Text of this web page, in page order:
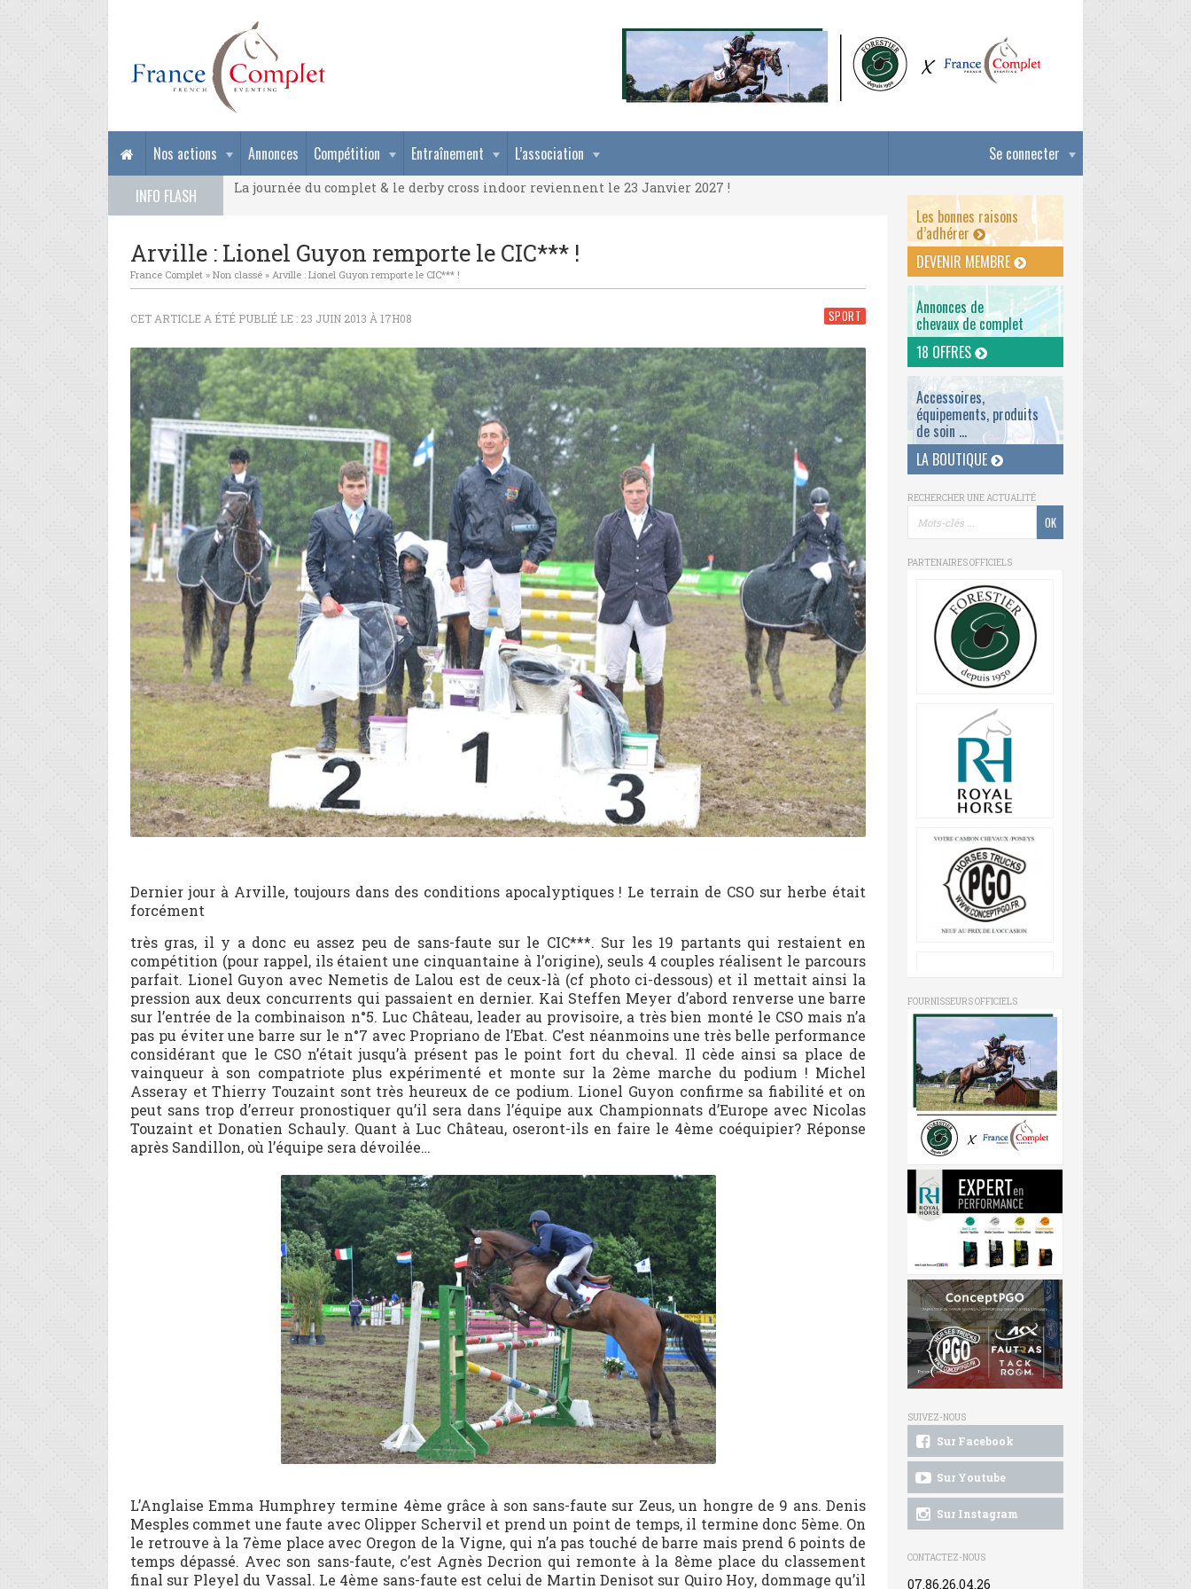
Se connecter
Nos actions Annonces Compétition Entraînement
L’association
INFO FLASH
La journée du complet & le derby cross indoor reviennent le 23 Janvier 2027 !
La journée du complet & le derby cross indoor reviennent le 23 Janvier 2027 !
Arville : Lionel Guyon remporte le CIC*** !
France Complet » Non classé » Arville : Lionel Guyon remporte le CIC*** !
SPORT
CET ARTICLE A ÉTÉ PUBLIÉ LE : 23 JUIN 2013 À 17H08
Dernier jour à Arville, toujours dans des conditions apocalyptiques ! Le terrain de CSO sur herbe était
forcément
très gras, il y a donc eu assez peu de sans-faute sur le CIC***. Sur les 19 partants qui restaient en
compétition (pour rappel, ils étaient une cinquantaine à l’origine), seuls 4 couples réalisent le parcours
parfait. Lionel Guyon avec Nemetis de Lalou est de ceux-là (cf photo ci-dessous) et il mettait ainsi la
pression aux deux concurrents qui passaient en dernier. Kai Steffen Meyer d’abord renverse une barre
sur l’entrée de la combinaison n°5. Luc Château, leader au provisoire, a très bien monté le CSO mais n’a
pas pu éviter une barre sur le n°7 avec Propriano de l’Ebat. C’est néanmoins une très belle performance
considérant que le CSO n’était jusqu’à présent pas le point fort du cheval. Il cède ainsi sa place de
vainqueur à son compatriote plus expérimenté et monte sur la 2ème marche du podium ! Michel
Asseray et Thierry Touzaint sont très heureux de ce podium. Lionel Guyon confirme sa fiabilité et on
peut sans trop d’erreur pronostiquer qu’il sera dans l’équipe aux Championnats d’Europe avec Nicolas
Touzaint et Donatien Schauly. Quant à Luc Château, oseront-ils en faire le 4ème coéquipier? Réponse
après Sandillon, où l’équipe sera dévoilée…
L’Anglaise Emma Humphrey termine 4ème grâce à son sans-faute sur Zeus, un hongre de 9 ans. Denis
Mesples commet une faute avec Olipper Schervil et prend un point de temps, il termine donc 5ème. On
le retrouve à la 7ème place avec Oregon de la Vigne, qui n’a pas touché de barre mais prend 6 points de
temps dépassé. Avec son sans-faute, c’est Agnès Decrion qui remonte à la 8ème place du classement
final sur Pleyel du Vassal. Le 4ème sans-faute est celui de Martin Denisot sur Quiro Hoy, dommage qu’il
Les bonnes raisons
d’adhérer
DEVENIR MEMBRE
Annonces de
chevaux de complet
18 OFFRES
Accessoires,
équipements, produits
de soin ...
LA BOUTIQUE
RECHERCHER UNE ACTUALITÉ
PARTENAIRES OFFICIELS
FOURNISSEURS OFFICIELS
SUIVEZ-NOUS
Sur Facebook
Sur Youtube
Sur Instagram
CONTACTEZ-NOUS
07.86.26.04.26